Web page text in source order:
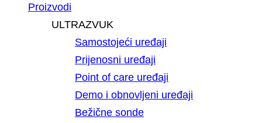
Proizvodi
ULTRAZVUK
Samostojeći uređaji
Prijenosni uređaji
Point of care uređaji
Demo i obnovljeni uređaji
Bežične sonde